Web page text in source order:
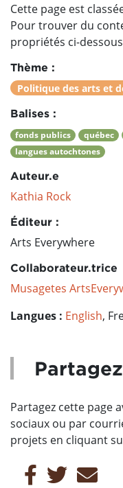
Cette page est
Pour trouver du
propriétés ci-
Thème :
Politique des arts et
Balises :
fonds publics québec
langues autochtones
Auteur.e
Kathia Rock
Éditeur :
Arts Everywhere
Collaborateur.trice
Musagetes
Langues : English,
Partagez cette page
sociaux ou par
projets en cliquant